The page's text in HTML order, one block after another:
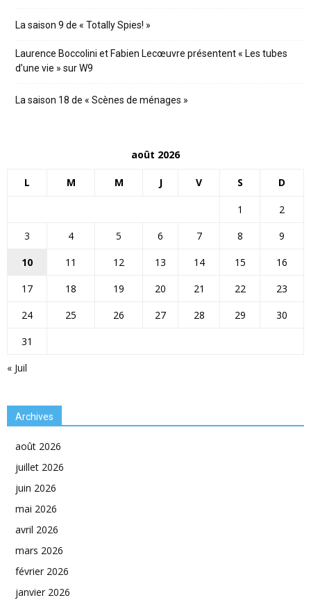
La saison 9 de « Totally Spies! »
Laurence Boccolini et Fabien Lecœuvre présentent « Les tubes
d’une vie » sur W9
La saison 18 de « Scènes de ménages »
août 2026
L M M J V S D
« Juil
1
2
3
4 5 6 7 8
9
10
11 12 13 14 15
16
17
18 19 20 21 22
23
24
25 26 27 28 29
30
31
Archives
août 2026
juillet 2026
juin 2026
mai 2026
avril 2026
mars 2026
février 2026
janvier 2026